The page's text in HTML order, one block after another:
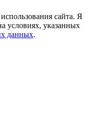
сайта. Я
условиях, указанных
данных.